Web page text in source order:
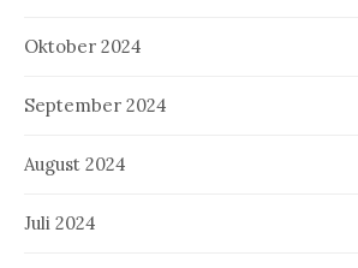
Oktober 2024
September 2024
August 2024
Juli 2024